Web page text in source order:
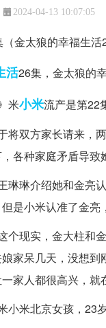
2024-04-13 10:07:05
活26集，金太狼的
米小米流产是第22
将双方家长请来，
各种家庭矛盾导致
琳琳介绍她和金亮
是小米认准了金亮
个现实，金大柱和
家呆几天，没想
家人都很高兴，就
米北京女孩，23